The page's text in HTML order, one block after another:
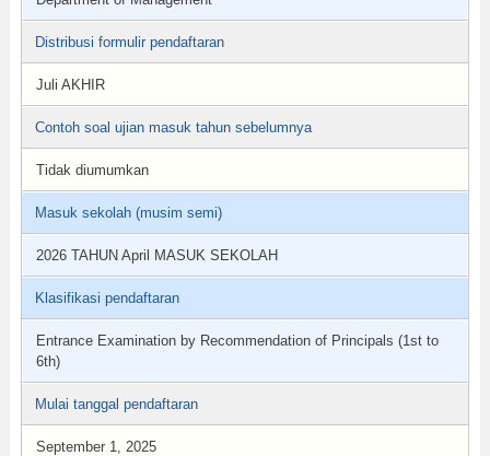
Distribusi formulir pendaftaran
Juli AKHIR
Contoh soal ujian masuk tahun sebelumnya
Tidak diumumkan
Masuk sekolah (musim semi)
2026 TAHUN April MASUK SEKOLAH
Klasifikasi pendaftaran
Entrance Examination by Recommendation of Principals (1st to
6th)
Mulai tanggal pendaftaran
September 1, 2025